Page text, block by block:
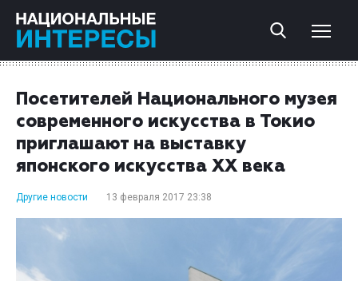
Посетителей Национального музея
современного искусства в Токио
приглашают на выставку
японского искусства XX века
Другие новости 13 февраля 2017 23:38